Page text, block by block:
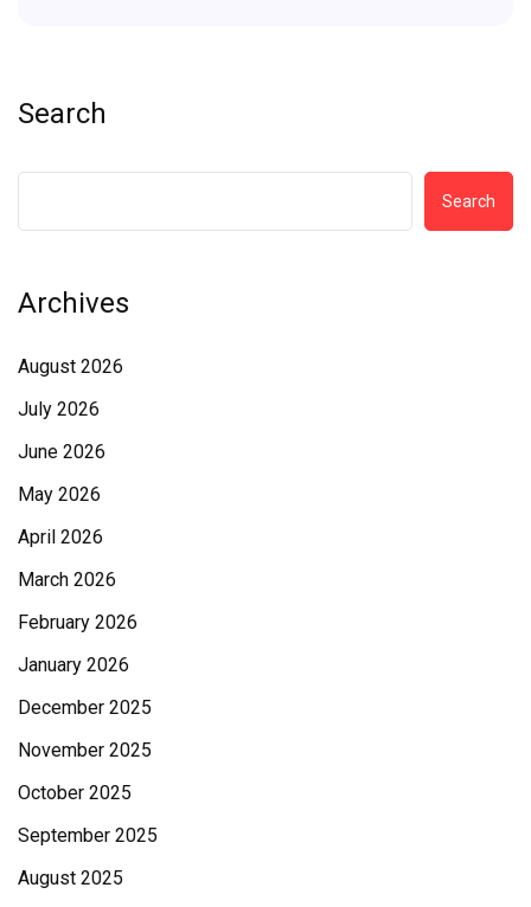
Search
Search
Archives
August 2026
July 2026
June 2026
May 2026
April 2026
March 2026
February 2026
January 2026
December 2025
November 2025
October 2025
September 2025
August 2025